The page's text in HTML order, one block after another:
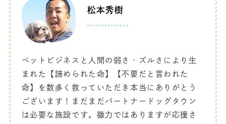
松本秀樹
ペットビジネスと人間の弱さ・ズルさにより生
まれた【諦められた命】【不要だと言われた
命】を数多く救っていただき本当にありがとう
ございます！まだまだパートナードッグタウン
は必要な施設です。微力ではありますが応援さ